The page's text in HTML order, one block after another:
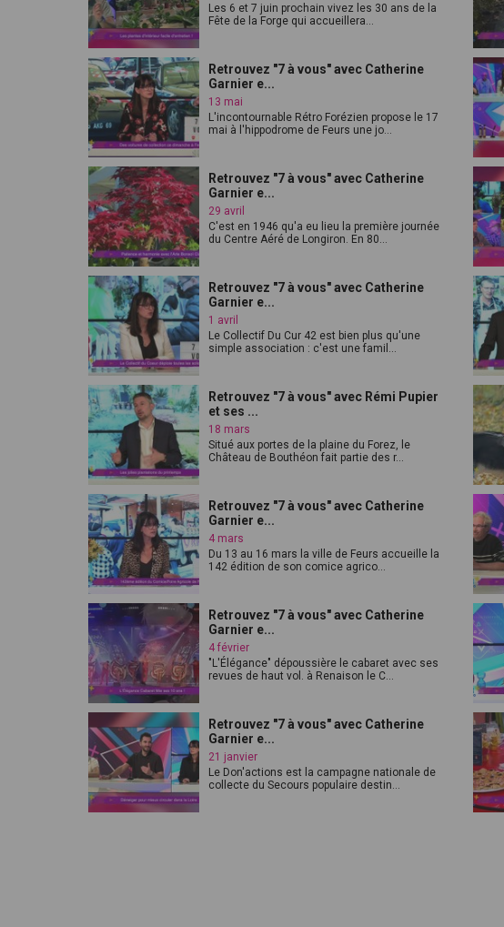
Les 6 et 7 juin prochain vivez les 30 ans de la
Fête de la Forge qui accueillera...
Retrouvez "7 à vous" avec Catherine
Garnier e...
13 mai
L'incontournable Rétro Forézien propose le 17
mai à l'hippodrome de Feurs une jo...
Retrouvez "7 à vous" avec Catherine
Garnier e...
29 avril
C'est en 1946 qu'a eu lieu la première journée
du Centre Aéré de Longiron. En 80...
Retrouvez "7 à vous" avec Catherine
Garnier e...
1 avril
Le Collectif Du Cur 42 est bien plus qu'une
simple association : c'est une famil...
Retrouvez "7 à vous" avec Rémi Pupier
et ses ...
18 mars
Situé aux portes de la plaine du Forez, le
Château de Bouthéon fait partie des r...
Retrouvez "7 à vous" avec Catherine
Garnier e...
4 mars
Du 13 au 16 mars la ville de Feurs accueille la
142 édition de son comice agrico...
Retrouvez "7 à vous" avec Catherine
Garnier e...
4 février
"L'Élégance" dépoussière le cabaret avec ses
revues de haut vol. à Renaison le C...
Retrouvez "7 à vous" avec Catherine
Garnier e...
21 janvier
Le Don'actions est la campagne nationale de
collecte du Secours populaire destin...